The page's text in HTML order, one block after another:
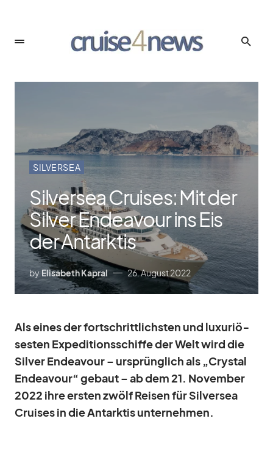
SILVERSEA
Silversea Cruises: Mit der
Silver Endeavour ins Eis
der Antarktis
by Elisabeth Kapral 26. August 2022
Als ei­nes der fort­schritt­lichs­ten und lu­xu­riö­
ses­ten Ex­pe­di­ti­ons­schiffe der Welt wird die
Sil­ver En­dea­vour – ur­sprüng­lich als „Crys­tal
En­dea­vour“ ge­baut – ab dem 21. No­vem­ber
2022 ihre ers­ten zwölf Rei­sen für Sil­ver­sea
Crui­ses in die Ant­ark­tis un­ter­neh­men.